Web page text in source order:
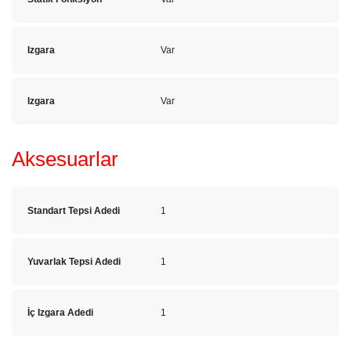
Izgara Var
Izgara Var
Aksesuarlar
Standart Tepsi Adedi 1
Yuvarlak Tepsi Adedi 1
İç Izgara Adedi 1